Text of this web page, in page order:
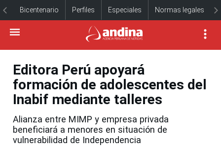
Bicentenario Perfiles Especiales Normas legales
Editora Perú apoyará
formación de adolescentes del
Inabif mediante talleres
Alianza entre MIMP y empresa privada
beneficiará a menores en situación de
vulnerabilidad de Independencia